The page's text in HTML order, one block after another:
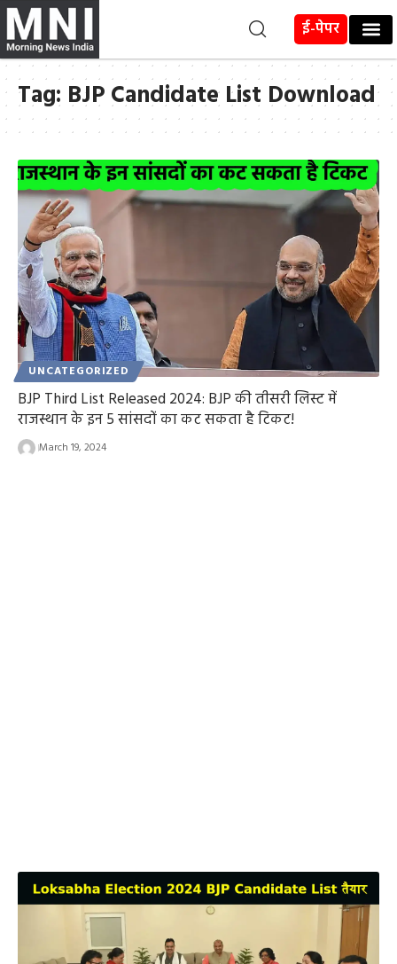
ई-पेपर
Tag: BJP Candidate List Download
UNCATEGORIZED
BJP Third List Released 2024: BJP की तीसरी लिस्ट में
राजस्थान के इन 5 सांसदों का कट सकता है टिकट!
March 19, 2024